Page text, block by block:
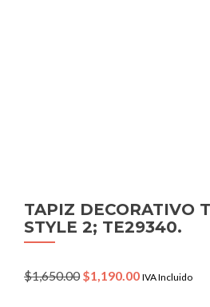
TAPIZ DECORATIVO
STYLE 2; TE29340.
$1,650.00 Original
$1,190.00Current
IVA Incluido